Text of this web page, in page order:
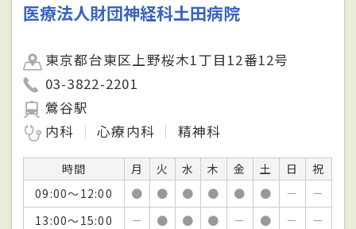
医療法人財団神経科土田病院
東京都台東区上野桜木1丁目12番12号
03-3822-2201
鶯谷駅
内科
心療内科 精神科
時間 月 火 水 木 金 土 日
祝
09:00～12:00
● ● ● ● ● ● －
－
13:00～15:00
－ ● ● ● － ● － －